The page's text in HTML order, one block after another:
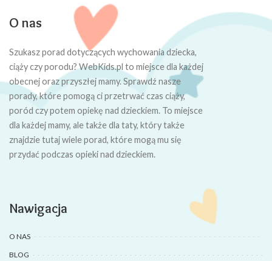
O nas
Szukasz porad dotyczących wychowania dziecka,
ciąży czy porodu? WebKids.pl to miejsce dla każdej
obecnej oraz przyszłej mamy. Sprawdź nasze
porady, które pomogą ci przetrwać czas ciąży,
poród czy potem opiekę nad dzieckiem. To miejsce
dla każdej mamy, ale także dla taty, który także
znajdzie tutaj wiele porad, które mogą mu się
przydać podczas opieki nad dzieckiem.
Nawigacja
O NAS
BLOG